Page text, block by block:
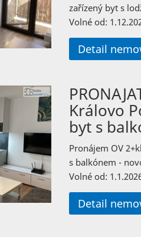
zařízený byt s
Volné od:
Detail
Královo
byt s
Pronájem OV
s balkónem -
Volné od:
Detail